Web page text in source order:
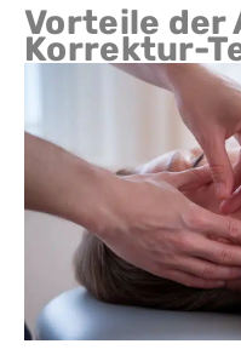
Vorteile der
Korrektur-